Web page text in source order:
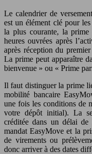
Le calendrier de
est un élément clé pour
la plus courante, la
heures ouvrées après
après réception du
La prime peut apparaître
bienvenue » ou « Prime
Il faut distinguer la prime
mobilité bancaire
une fois les conditions de
votre dépôt initial). La
créditée dans un délai
mandat EasyMove et la
de virements ou
donc arriver à des dates